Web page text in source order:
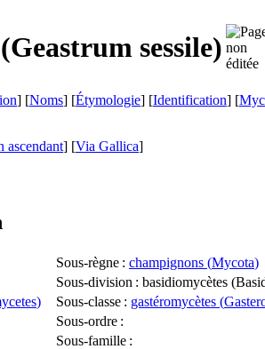
Geastrum sessile)
] [Noms] [Étymologie] [Identification] [
ascendant] [Via Gallica]
Sous-règne : champignons (Mycota)
Sous-division : basidiomycètes (
) Sous-classe : gastéromycètes (
Sous-ordre :
Sous-famille :